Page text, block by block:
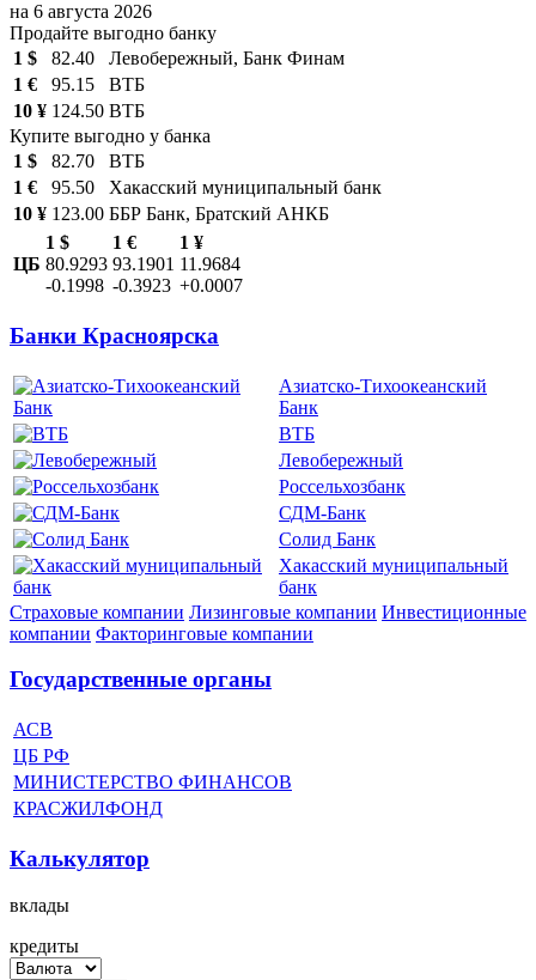
на 6 августа 2026
Продайте выгодно банку
1 $
82.40
Левобережный, Банк Финам
1 €
95.15
ВТБ
10 ¥ 124.50 ВТБ
Купите выгодно у банка
1 $
82.70
ВТБ
1 €
95.50
Хакасский муниципальный банк
10 ¥ 123.00 ББР Банк, Братский АНКБ
ЦБ
1 $
80.9293
-0.1998
1 €
93.1901
-0.3923
1 ¥
11.9684
+0.0007
Банки Красноярска
Азиатско-Тихоокеанский
Банк
ВТБ
Левобережный
Россельхозбанк
СДМ-Банк
Солид Банк
Хакасский муниципальный
банк
Страховые компании Лизинговые компании Инвестиционные
компании Факторинговые компании
Государственные органы
АСВ
ЦБ РФ
МИНИСТЕРСТВО ФИНАНСОВ
КРАСЖИЛФОНД
Калькулятор
вклады
кредиты